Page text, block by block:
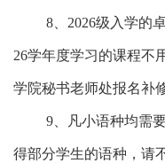
8、 2026级入学的
26学年度学习的课程不
学院秘书老师处报名补
9、 凡小语种均需
得部分学生的语种，请